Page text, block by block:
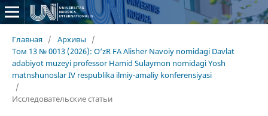
Главная / Архивы
/
Том 13 № 0013 (2026): O‘zR FA Alisher Navoiy nomidagi Davlat
adabiyot muzeyi professor Hamid Sulaymon nomidagi Yosh
matnshunoslar IV respublika ilmiy-amaliy konferensiyasi
/
Исследовательские статьи